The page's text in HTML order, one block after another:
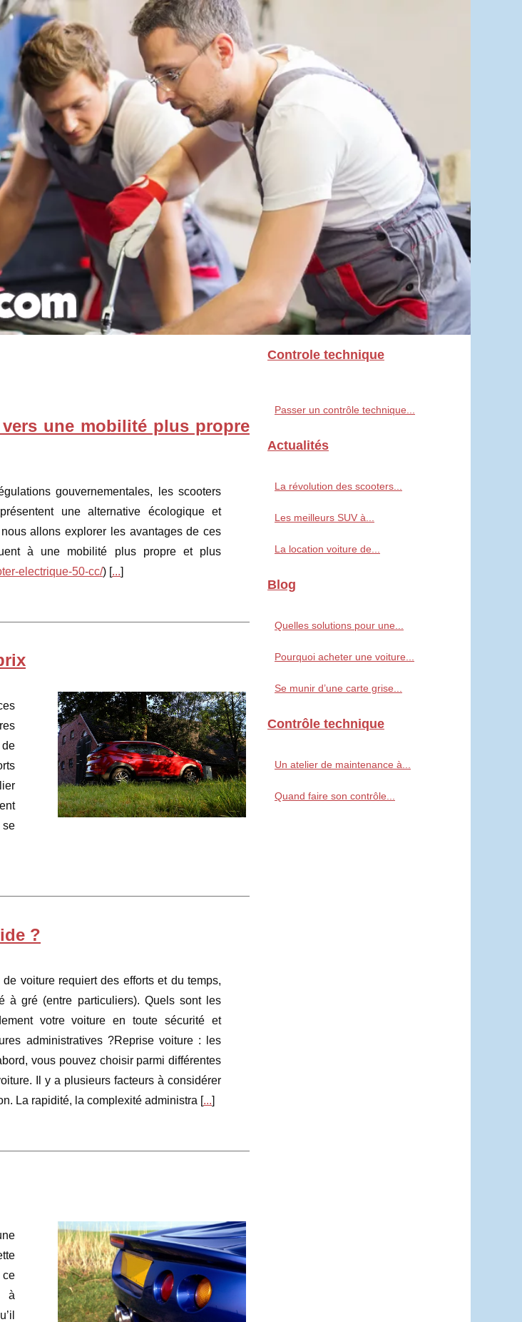
une mobilité plus propre
gouvernementales, les scooters
une alternative écologique et
allons explorer les avantages de ces
à une mobilité plus propre et plus
electrique-50-cc/) [...]
?
voiture requiert des efforts et du temps,
à gré (entre particuliers). Quels sont les
votre voiture en toute sécurité et
administratives ?Reprise voiture : les
vous pouvez choisir parmi différentes
Il y a plusieurs facteurs à considérer
La rapidité, la complexité administra [...]
ce
à
Controle technique
Passer un contrôle technique...
Actualités
La révolution des scooters...
Les meilleurs SUV à...
La location voiture de...
Blog
Quelles solutions pour une...
Pourquoi acheter une voiture...
Se munir d’une carte grise...
Contrôle technique
Un atelier de maintenance à...
Quand faire son contrôle...